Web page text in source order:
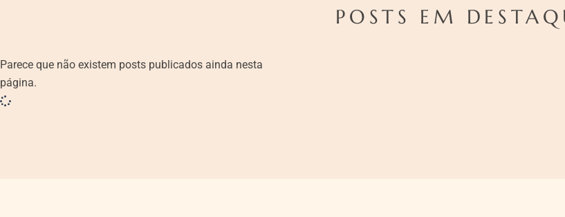
POSTS EM
Parece que não existem posts publicados ainda nesta
página.